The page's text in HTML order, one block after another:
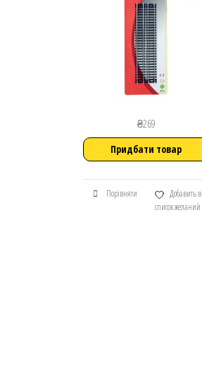
₴269
Придбати товар
Порівняти
Добавить в
список желаний